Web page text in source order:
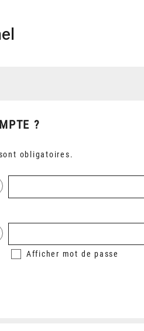
?
obligatoires.
Afficher mot de passe